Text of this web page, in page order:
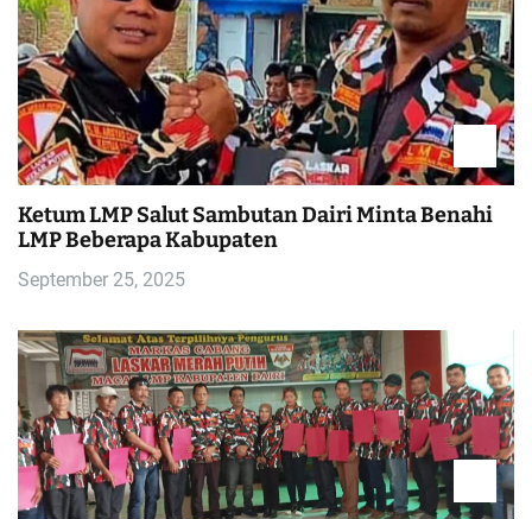
Ketum LMP Salut Sambutan Dairi Minta Benahi
LMP Beberapa Kabupaten
September 25, 2025